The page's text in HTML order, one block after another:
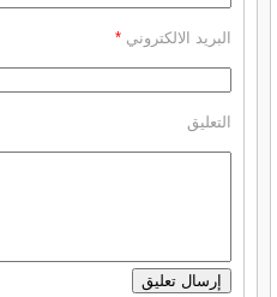
البريد الالكتروني *
التعليق